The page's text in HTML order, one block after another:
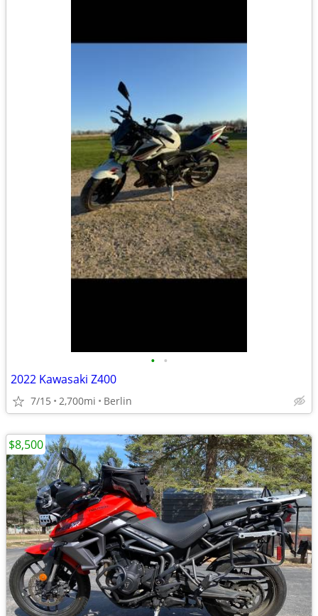
• •
2022 Kawasaki Z400
7/15 2,700mi Berlin
$8,500